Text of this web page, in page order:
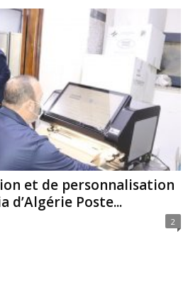
et de personnalisation
d’Algérie Poste...
2